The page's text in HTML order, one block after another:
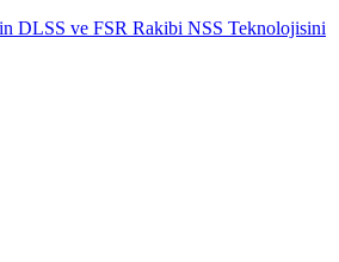
DLSS ve FSR Rakibi NSS Teknolojisini